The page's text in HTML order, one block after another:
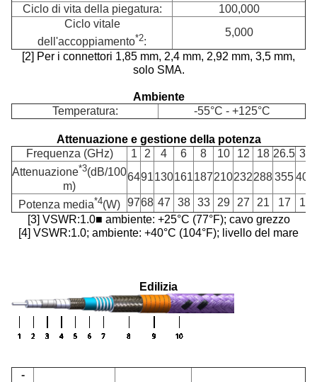
Ciclo di vita della piegatura:
100,000
Ciclo vitale
dell'accoppiamento*2:
5,000
[2] Per i connettori 1,85 mm, 2,4 mm, 2,92 mm, 3,5 mm,
solo SMA.
Ambiente
Temperatura:
-55°C - +125°C
Attenuazione e gestione della potenza
Frequenza (GHz)
1 2 4 6 8 10 12 18 26.5 33
Attenuazione*3(dB/100
m)
6491130161187210232288355400
Potenza media*4(W) 9768 47 38 33 29 27 21 17
15
[3] VSWR:1.0■ ambiente: +25°C (77°F); cavo grezzo
[4] VSWR:1.0; ambiente: +40°C (104°F); livello del mare
Edilizia
-